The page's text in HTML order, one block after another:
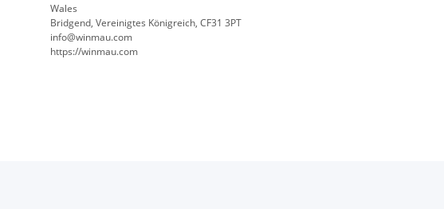
Wales
Bridgend, Vereinigtes Königreich, CF31 3PT
info@winmau.com
https://winmau.com